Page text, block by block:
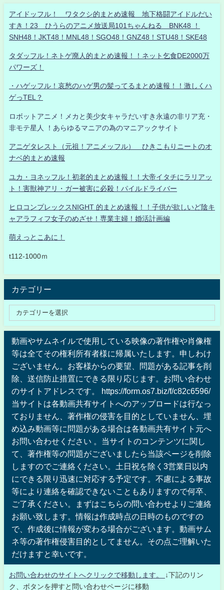
アイドッフル！ ワタクシ的まとめ速報 地下格闘アイドルだい
すき！23 ひうらのアニメ放送局101ちゃんねる BNK48 ！
SNH48！JKT48！MNL48！SGO48！GNZ48！STU48！SKE48
タダッフル！ネトゲ廃人的まとめ速報！！ネット乞食DE2000万
パワーズ！
・ハゲッフル！哀愁のハゲ男の髪ってるまとめ速報！！激しくハ
ゲっTEL？
ロボットアニメ！メカと美少女キャラだいすき永遠の非リア充・
非モテ星人 ！あらゆるマニアの為のマニアックサイト
アニゲタレスト（元祖！アニメッフル） ひきこもりニートのオ
ナベ的まとめ速報
ユカ・ヨネッフル！初老的まとめ速報！！大帝イタチにラリアッ
ト！害獣神アリ・ガー被害に必殺！パイルドライバー
ヒロコンプレックスNIGHT 的まとめ速報！！子供が欲しいど陰キ
ャアラフィフ女子のめざせ！専業主婦！婚活計画編
萌えっとこあに！
t112-1000ｍ
カテゴリー
動画やサムネイルで使用している映像の著作権や肖像権
等は全てその権利所有者様に帰属いたします。申しわけ
ございません。お客様からの要望、問題がある記事を削
除、送信防止措置にできる限り応じます。お問い合わせ
のサイトアドレスです。 https://form.os7.biz/f/c82c6596/
当サイトは各動画共有サイトへのアップロードは行なっ
ておりません、著作権の侵害を目的としていません、埋
め込み動画等に問題がある場合は各動画共有サイト元へ
お問い合わせください 。当サイトのコンテンツに関し
て、著作権等の問題がございましたら当該ページを削除
しますのでご連絡ください。土日祝を除く3営業日以内
にできる限り迅速に対応する予定です。不慮による事故
等により連絡を確認できないこともありますので何卒、
ご了承ください。まずはこちらの問い合わせよりご連絡
お願い致します。情報は作成時点の日時のものですの
で、作成後に情報が変わる場合がございます。動画サム
ネ等の著作権侵害目的としてません。その点ご理解いた
だけますと幸いです。
お問い合わせのサイトへクリックで移動します。
↓下記のリン
ク、ボタンを押すと問い合わせページに移動